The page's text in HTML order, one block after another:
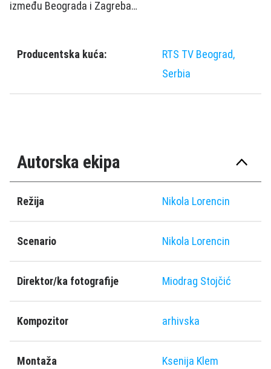
između Beograda i Zagreba…
Producentska kuća:
RTS TV Beograd,
Serbia
Autorska ekipa
Režija Nikola Lorencin
Scenario Nikola Lorencin
Direktor/ka fotografije Miodrag Stojčić
Kompozitor arhivska
Montaža Ksenija Klem